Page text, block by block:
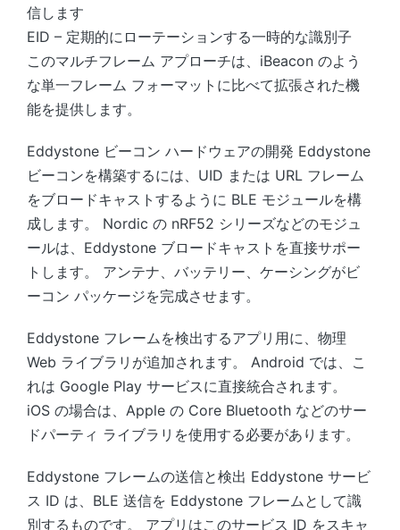
信します
EID – 定期的にローテーションする一時的な識別子
このマルチフレーム アプローチは、iBeacon のよう
な単一フレーム フォーマットに比べて拡張された機
能を提供します。
Eddystone ビーコン ハードウェアの開発 Eddystone
ビーコンを構築するには、UID または URL フレーム
をブロードキャストするように BLE モジュールを構
成します。 Nordic の nRF52 シリーズなどのモジュ
ールは、Eddystone ブロードキャストを直接サポー
トします。 アンテナ、バッテリー、ケーシングがビ
ーコン パッケージを完成させます。
Eddystone フレームを検出するアプリ用に、物理
Web ライブラリが追加されます。 Android では、こ
れは Google Play サービスに直接統合されます。
iOS の場合は、Apple の Core Bluetooth などのサー
ドパーティ ライブラリを使用する必要があります。
Eddystone フレームの送信と検出 Eddystone サービ
ス ID は、BLE 送信を Eddystone フレームとして識
別するものです。 アプリはこのサービス ID をスキャ